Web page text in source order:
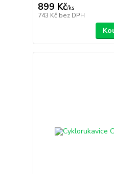
899 Kč/ks
743 Kč bez DPH